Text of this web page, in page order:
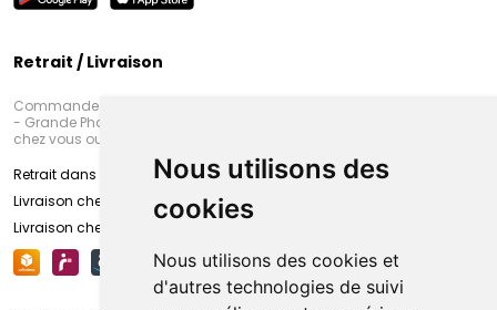
Nous utilisons des
cookies
Nous utilisons des cookies et
d'autres technologies de suivi
Retrait / Livraison
Commandez en ligne et venez chercher votre commande à Amiens
- Grande Pharmacie d’Amiens (Fachon) ou recevez-là rapidement
chez vous ou en point retrait
Retrait dans la pharmacie d’Amiens
Livraison chez vous
Livraison chez votre commerçant